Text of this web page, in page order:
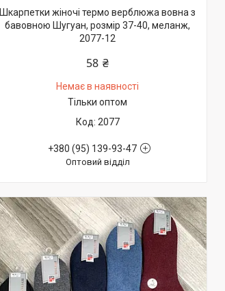
Шкарпетки жіночі термо верблюжа вовна з
бавовною Шугуан, розмір 37-40, меланж,
2077-12
58 ₴
Немає в наявності
Тільки оптом
2077
+380 (95) 139-93-47
Оптовий відділ